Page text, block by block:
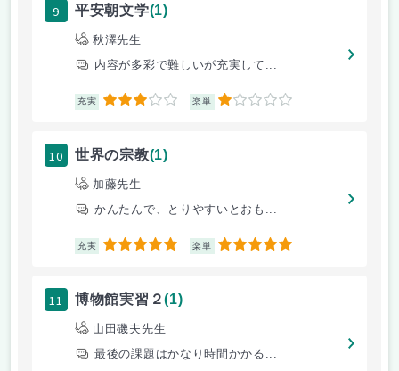
9 平安朝文学(1)
秋澤先生
内容が多彩で難しいが充実して...
充実 3 楽単 1
10 世界の宗教(1)
加藤先生
かんたんで、とりやすいとおも...
充実 5 楽単 5
11 博物館実習２(1)
山田磯夫先生
最後の課題はかなり時間かかる...